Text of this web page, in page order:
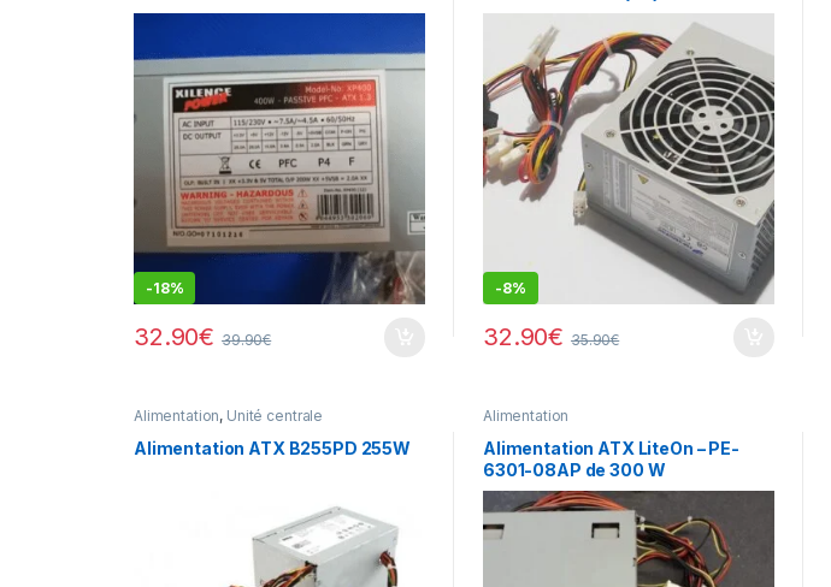
-18%
32.90€ 39.90€
-8%
32.90€ 35.90€
Alimentation, Unité centrale
Alimentation ATX B255PD 255W
Alimentation
Alimentation ATX LiteOn – PE-
6301-08AP de 300 W